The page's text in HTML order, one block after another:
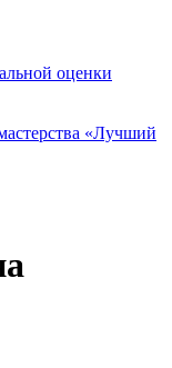
оценки
«Лучший